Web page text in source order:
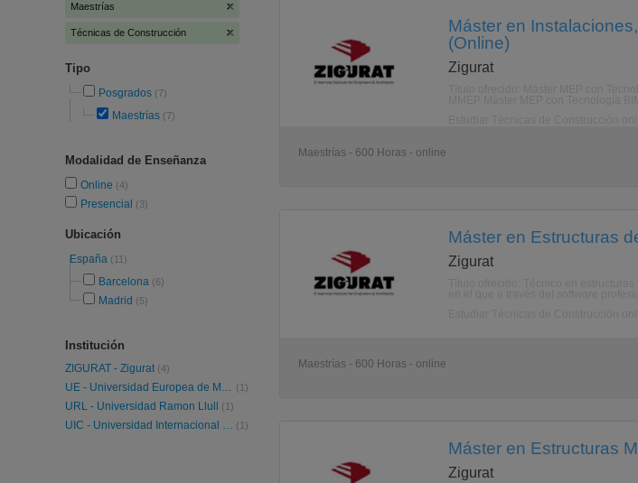
Maestrías
Técnicas de Construcción
Tipo
Posgrados (7)
Maestrías (7)
Modalidad de Enseñanza
Online (4)
Presencial (3)
Ubicación
España (11)
Barcelona (6)
Madrid (5)
Institución
ZIGURAT - Zigurat (4)
UE - Universidad Europea de Madrid (1)
URL - Universidad Ramon Llull (1)
UIC - Universidad Internacional de Cataluña (1)
Máster en
(Online)
Zigurat
Maestrías - 600 Horas - online
Máster en Estructuras
Zigurat
Maestrías - 600 Horas - online
Máster en Estructuras
Zigurat